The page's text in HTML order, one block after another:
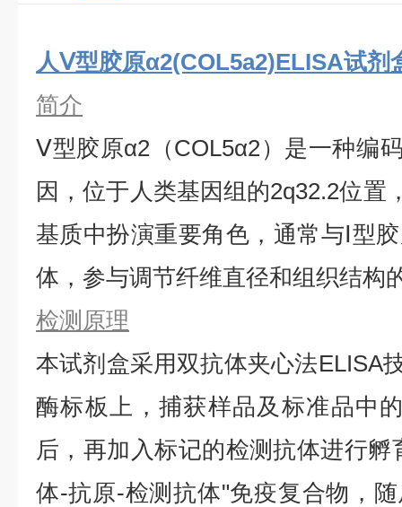
人Ⅴ型胶原α2(COL5a2)ELISA试剂
简介
Ⅴ型胶原α2（COL5α2）是一种编
因，位于人类基因组的2q32.2位置
基质中扮演重要角色，通常与Ⅰ型
体，参与调节纤维直径和组织结构
检测原理
本试剂盒采用双抗体夹心法ELISA
酶标板上，捕获样品及标准品中
后，再加入标记的检测抗体进行孵
体-抗原-检测抗体"免疫复合物，